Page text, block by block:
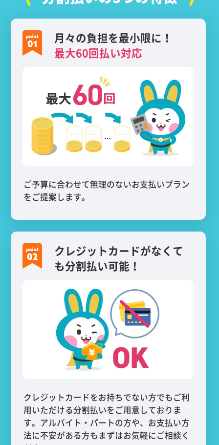
月々の負担を最小限に！
最大60回払い対応
ご予算に合わせて無理のないお支払いプラン
をご提案します。
クレジットカードがなくて
も分割払い可能！
クレジットカードをお持ちでない方でもご利
用いただける分割払いをご用意しておりま
す。アルバイト・パートの方や、お支払い方
法に不安がある方もまずはお気軽にご相談く